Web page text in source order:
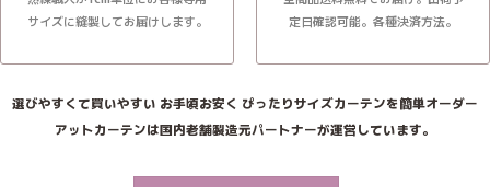
サイズに縫製してお届けします。
定日確認可能。各種決済方法。
選びやすくて買いやすい お手頃お安く ぴったりサイズカーテンを簡単オーダー
アットカーテンは国内老舗製造元パートナーが運営しています。